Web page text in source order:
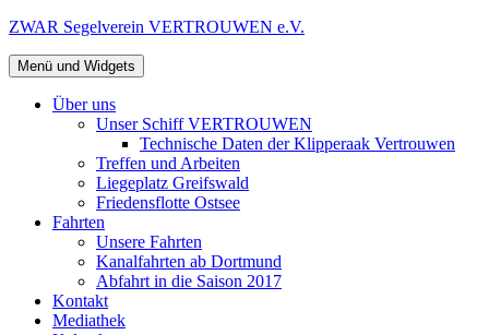
Zum
springen
ZWAR Segelverein VERTROUWEN e.V.
Menü und Widgets
Über uns
Unser Schiff VERTROUWEN
Technische Daten der Klipperaak Vertrouwen
Treffen und Arbeiten
Liegeplatz Greifswald
Friedensflotte Ostsee
Fahrten
Unsere Fahrten
Kanalfahrten ab Dortmund
Abfahrt in die Saison 2017
Kontakt
Mediathek